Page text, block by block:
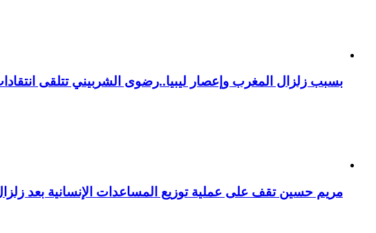
بسبب زلزال المغرب وإعصار ليبيا..رضوى الشربيني تتلقى
مريم حسين تقف على عملية توزيع المساعدات الإنسانية بعد